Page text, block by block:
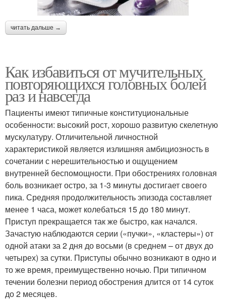
читать дальше →
Как избавиться от мучительных
повторяющихся головных болей
раз и навсегда
Пациенты имеют типичные конституциональные
особенности: высокий рост, хорошо развитую скелетную
мускулатуру. Отличительной личностной
характеристикой является излишняя амбициозность в
сочетании с нерешительностью и ощущением
внутренней беспомощности. При обострениях головная
боль возникает остро, за 1-3 минуты достигает своего
пика. Средняя продолжительность эпизода составляет
менее 1 часа, может колебаться 15 до 180 минут.
Приступ прекращается так же быстро, как начался.
Зачастую наблюдаются серии («пучки», «кластеры») от
одной атаки за 2 дня до восьми (в среднем – от двух до
четырех) за сутки. Приступы обычно возникают в одно и
то же время, преимущественно ночью. При типичном
течении болезни период обострения длится от 14 суток
до 2 месяцев.